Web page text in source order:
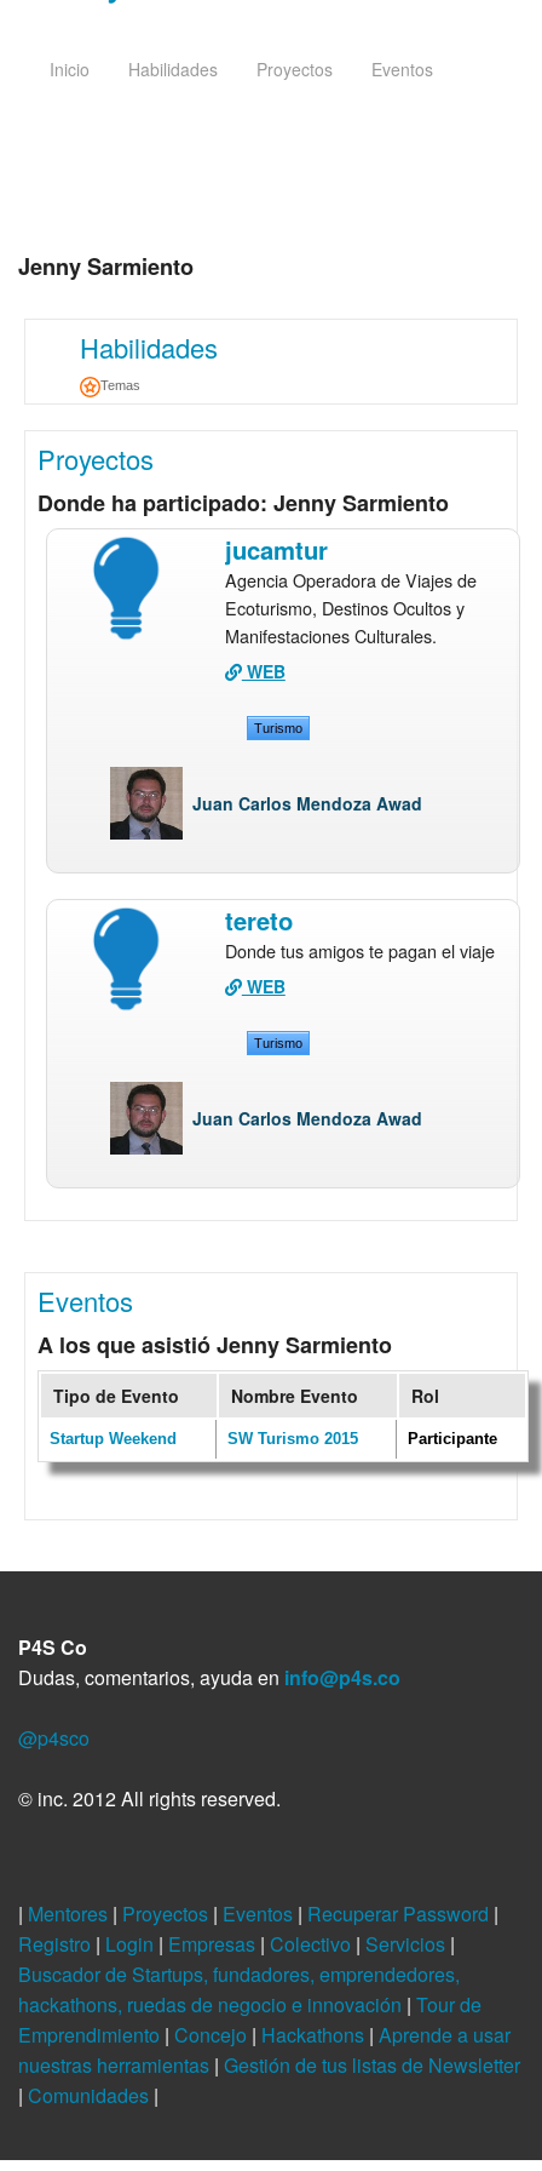
Inicio Habilidades Proyectos Eventos
Jenny Sarmiento
Habilidades
Temas
Proyectos
Donde ha participado: Jenny Sarmiento
jucamtur
Agencia Operadora de Viajes de
Ecoturismo, Destinos Ocultos y
Manifestaciones Culturales.
WEB
Turismo
Juan Carlos Mendoza Awad
tereto
Donde tus amigos te pagan el viaje
WEB
Turismo
Juan Carlos Mendoza Awad
Eventos
A los que asistió Jenny Sarmiento
Tipo de Evento Nombre Evento Rol
Startup Weekend SW Turismo 2015 Participante
P4S Co
Dudas, comentarios, ayuda en info@p4s.co
@p4sco
© inc. 2012 All rights reserved.
| Mentores | Proyectos | Eventos | Recuperar Password |
Registro | Login | Empresas | Colectivo | Servicios |
Buscador de Startups, fundadores, emprendedores,
hackathons, ruedas de negocio e innovación | Tour de
Emprendimiento | Concejo | Hackathons | Aprende a usar
nuestras herramientas | Gestión de tus listas de Newsletter
| Comunidades |